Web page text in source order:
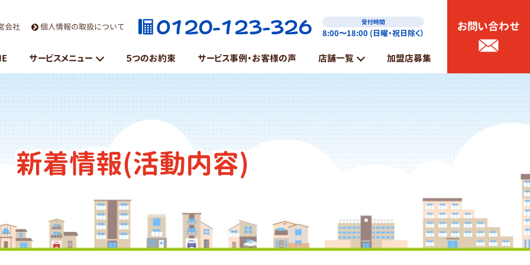
会社 個人情報の取扱について 受付時間
8:00〜18:00 (日曜・祝日除く）
サービスメニュー
引越・片付け
ハウスクリーニング
草刈り・庭木剪定
５つのお約束 サービス事例・お客様の声 店舗一覧
山形店・東根店
日光店
加盟店募集
お問い合わせ
新着情報(活動内容)